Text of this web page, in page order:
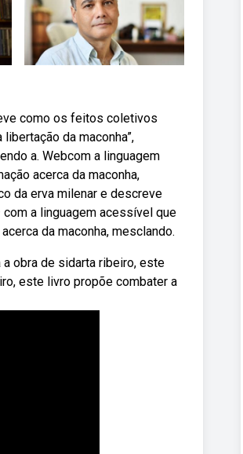
como os feitos coletivos
da maconha”,
a. Webcom a linguagem
acerca da maconha,
da erva milenar e descreve
a linguagem acessível que
da maconha, mesclando.
obra de sidarta ribeiro, este
este livro propõe combater a